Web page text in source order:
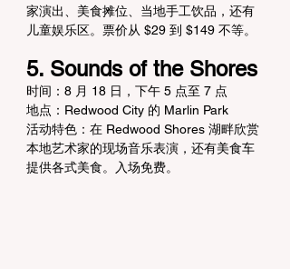
家演出、美食摊位、当地手工饮品，还有
儿童娱乐区。票价从 $29 到 $149 不等。
5. Sounds of the Shores
时间：8 月 18 日，下午 5 点至 7 点
地点：Redwood City 的 Marlin Park
活动特色：在 Redwood Shores 湖畔欣赏
本地艺术家的现场音乐表演，还有美食车
提供各式美食。入场免费。